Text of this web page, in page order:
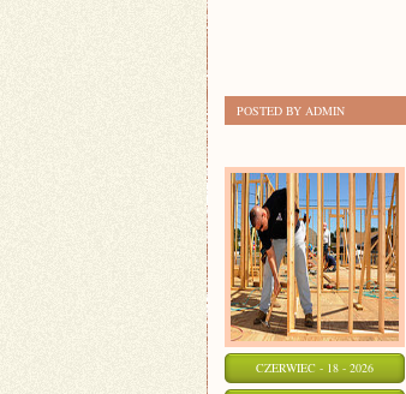
POSTED BY ADMIN
CZERWIEC - 18 - 2026